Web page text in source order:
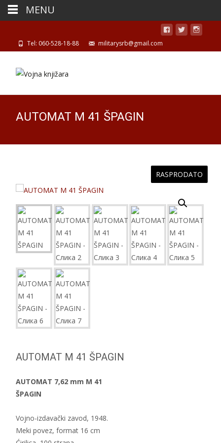
Tel: 060-528-18-88 militarysrb@gmail.com
AUTOMAT M 41 ŠPAGIN
RASPRODATO
AUTOMAT M 41 ŠPAGIN
AUTOMAT 7,62 mm M 41
ŠPAGIN
Vojno-izdavački zavod, 1948.
Meki povez, format 16 cm
MENU